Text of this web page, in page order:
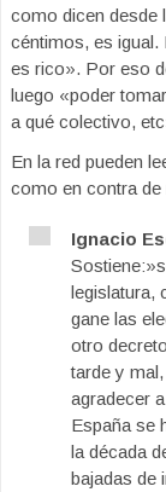
como dicen desde
céntimos, es igual.
es rico». Por eso
luego «poder
a qué colectivo,
En la red pueden
como en contra de
Ignacio
legislatura,
gane las
otro
tarde y
agradecer
España se
la década
bajadas de